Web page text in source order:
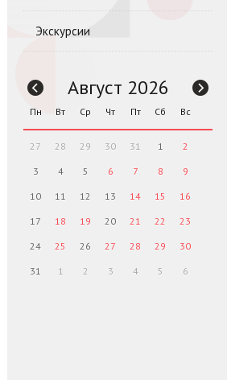
Экскурсии
Август 2026
Пн Вт Ср Чт Пт Сб Вс
27 28 29 30 31 1 2
3 4 5 6 7 8 9
10 11 12 13 14 15 16
17 18 19 20 21 22 23
24 25 26 27 28 29 30
31 1 2 3 4 5 6